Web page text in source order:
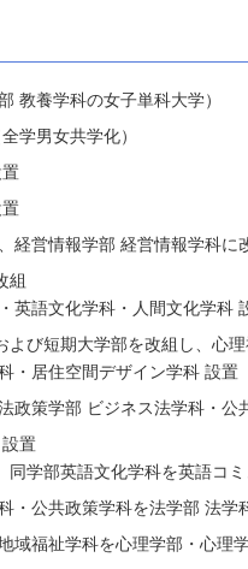
教養学科の女子単科大学）
学男女共学化）
経営情報学部 経営情報学科に
組
英語文化学科・人間文化学科
よび短期大学部を改組し、心
・居住空間デザイン学科 設置
政策学部 ビジネス法学科・公
置
同学部英語文化学科を英語コ
・公共政策学科を法学部 法学
域福祉学科を心理学部・心理